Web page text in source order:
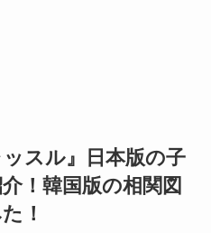
ッスル』日本版の子
！韓国版の相関図
！